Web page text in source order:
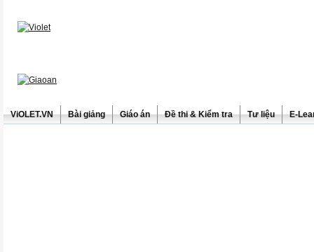
ViOLET.VN Bài giảng Giáo án Đề thi & Kiểm tra Tư liệu E-